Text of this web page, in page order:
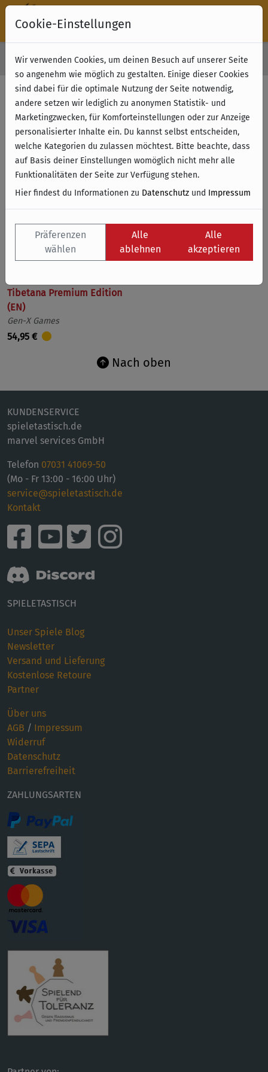
Kostenloser Versand & Retoure ab 49 € (innerhalb Deutschlands)
Filter anzeigen
Name
Tibetana Premium Edition
(EN)
Gen-X Games
54,95 €
Nach oben
KUNDENSERVICE
spieletastisch.de
marvel services GmbH
Telefon 07031 41069-50
(Mo - Fr 13:00 - 16:00 Uhr)
service@spieletastisch.de
Kontakt
SPIELETASTISCH
Unser Spiele Blog
Newsletter
Versand und Lieferung
Kostenlose Retoure
Partner
Über uns
AGB / Impressum
Widerruf
Datenschutz
Barrierefreiheit
ZAHLUNGSARTEN
Cookie-Einstellungen
Wir verwenden Cookies, um deinen Besuch auf unserer Seite
so angenehm wie möglich zu gestalten. Einige dieser Cookies
sind dabei für die optimale Nutzung der Seite notwendig,
andere setzen wir lediglich zu anonymen Statistik- und
Marketingzwecken, für Komforteinstellungen oder zur Anzeige
personalisierter Inhalte ein. Du kannst selbst entscheiden,
welche Kategorien du zulassen möchtest. Bitte beachte, dass
auf Basis deiner Einstellungen womöglich nicht mehr alle
Funktionalitäten der Seite zur Verfügung stehen.
Hier findest du Informationen zu Datenschutz und Impressum
Präferenzen
wählen
Alle
ablehnen
Alle
akzeptieren